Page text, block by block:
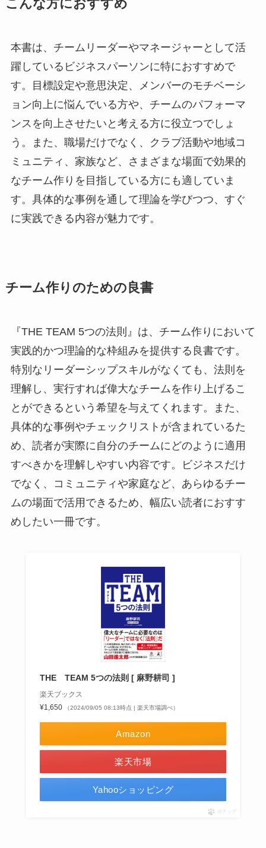
こんな方におすすめ
本書は、チームリーダーやマネージャーとして活
躍しているビジネスパーソンに特におすすめで
す。目標設定や意思決定、メンバーのモチベーシ
ョン向上に悩んでいる方や、チームのパフォーマ
ンスを向上させたいと考える方に役立つでしょ
う。また、職場だけでなく、クラブ活動や地域コ
ミュニティ、家族など、さまざまな場面で効果的
なチーム作りを目指している方にも適していま
す。具体的な事例を通して理論を学びつつ、すぐ
に実践できる内容が魅力です。
チーム作りのための良書
『THE TEAM 5つの法則』は、チーム作りにおいて
実践的かつ理論的な枠組みを提供する良書です。
特別なリーダーシップスキルがなくても、法則を
理解し、実行すれば偉大なチームを作り上げるこ
とができるという希望を与えてくれます。また、
具体的な事例やチェックリストが含まれているた
め、読者が実際に自分のチームにどのように適用
すべきかを理解しやすい内容です。ビジネスだけ
でなく、コミュニティや家庭など、あらゆるチー
ムの場面で活用できるため、幅広い読者におすす
めしたい一冊です。
THE TEAM 5つの法則 [ 麻野耕司 ]
楽天ブックス
¥1,650
（2024/09/05 08:13時点 | 楽天市場調べ）
Amazon
楽天市場
Yahooショッピング
ポチップ